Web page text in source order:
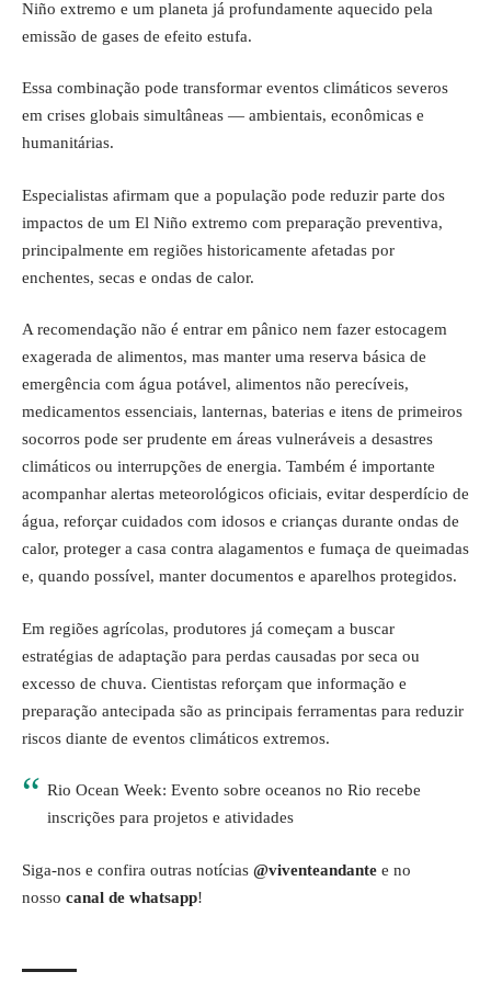
Niño extremo e um planeta já profundamente aquecido pela
emissão de gases de efeito estufa.
Essa combinação pode transformar eventos climáticos severos
em crises globais simultâneas — ambientais, econômicas e
humanitárias.
Especialistas afirmam que a população pode reduzir parte dos
impactos de um El Niño extremo com preparação preventiva,
principalmente em regiões historicamente afetadas por
enchentes, secas e ondas de calor.
A recomendação não é entrar em pânico nem fazer estocagem
exagerada de alimentos, mas manter uma reserva básica de
emergência com água potável, alimentos não perecíveis,
medicamentos essenciais, lanternas, baterias e itens de primeiros
socorros pode ser prudente em áreas vulneráveis a desastres
climáticos ou interrupções de energia. Também é importante
acompanhar alertas meteorológicos oficiais, evitar desperdício de
água, reforçar cuidados com idosos e crianças durante ondas de
calor, proteger a casa contra alagamentos e fumaça de queimadas
e, quando possível, manter documentos e aparelhos protegidos.
Em regiões agrícolas, produtores já começam a buscar
estratégias de adaptação para perdas causadas por seca ou
excesso de chuva. Cientistas reforçam que informação e
preparação antecipada são as principais ferramentas para reduzir
riscos diante de eventos climáticos extremos.
Rio Ocean Week: Evento sobre oceanos no Rio recebe
inscrições para projetos e atividades
Siga-nos e confira outras notícias @viventeandante e no
nosso canal de whatsapp!